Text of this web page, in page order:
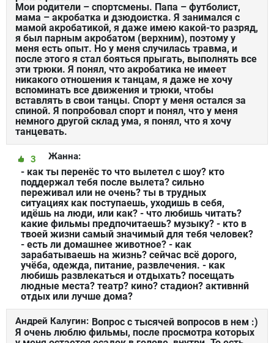
Мои родители – спортсмены. Папа – футболист,
мама – акробатка и дзюдоистка. Я занимался с
мамой акробатикой, я даже имею какой-то разряд,
я был парным акробатом (верхним), поэтому у
меня есть опыт. Но у меня случилась травма, и
после этого я стал бояться прыгать, выполнять все
эти трюки. Я понял, что акробатика не имеет
никакого отношения к танцам, я даже не хочу
вспоминать все движения и трюки, чтобы
вставлять в свои танцы. Спорт у меня остался за
спиной. Я попробовал спорт и понял, что у меня
немного другой склад ума, я понял, что я хочу
танцевать.
Жанна:
3
- как ты перенёс то что вылетел с шоу? кто
поддержал тебя после вылета? сильно
переживал или не очень? ты в трудных
ситуациях как поступаешь, уходишь в себя,
идёшь на люди, или как? - что любишь читать?
какие фильмы предпочитаешь? музыку? - кто в
твоей жизни самый значимый для тебя человек?
- есть ли домашнее животное? - как
зарабатываешь на жизнь? сейчас всё дорого,
учёба, одежда, питание, развлечения. - как
любишь развлекаться и отдыхать? посещать
людные места? театр? кино? стадион? активннй
отдых или лучше дома?
Андрей Калугин: Вопрос с тысячей вопросов в нем :)
Я очень люблю фильмы, после просмотра которых